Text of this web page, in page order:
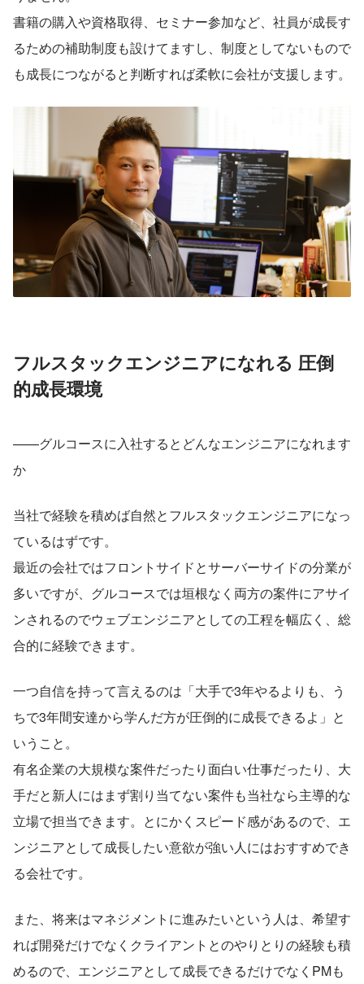
書籍の購入や資格取得、セミナー参加など、社員が成長す
るための補助制度も設けてますし、制度としてないもので
も成長につながると判断すれば柔軟に会社が支援します。
フルスタックエンジニアになれる 圧倒
的成長環境
——グルコースに入社するとどんなエンジニアになれます
か
当社で経験を積めば自然とフルスタックエンジニアになっ
ているはずです。
最近の会社ではフロントサイドとサーバーサイドの分業が
多いですが、グルコースでは垣根なく両方の案件にアサイ
ンされるのでウェブエンジニアとしての工程を幅広く、総
合的に経験できます。
一つ自信を持って言えるのは「大手で3年やるよりも、う
ちで3年間安達から学んだ方が圧倒的に成長できるよ」と
いうこと。
有名企業の大規模な案件だったり面白い仕事だったり、大
手だと新人にはまず割り当てない案件も当社なら主導的な
立場で担当できます。とにかくスピード感があるので、エ
ンジニアとして成長したい意欲が強い人にはおすすめでき
る会社です。
また、将来はマネジメントに進みたいという人は、希望す
れば開発だけでなくクライアントとのやりとりの経験も積
めるので、エンジニアとして成長できるだけでなくPMも